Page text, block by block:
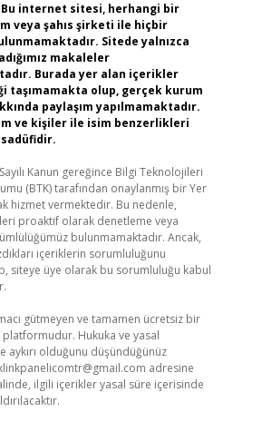
Bu internet sitesi, herhangi bir
veya şahıs şirketi ile hiçbir
Sitede yalnızca
makaleler
Burada yer alan içerikler
taşımamakta olup, gerçek kurum
paylaşım yapılmamaktadır.
ve kişiler ile isim benzerlikleri
Kanun gereğince Bilgi Teknolojileri
(BTK) tarafından onaylanmış bir Yer
hizmet vermektedir. Bu nedenle,
proaktif olarak denetleme veya
bulunmamaktadır. Ancak,
içeriklerin sorumluluğunu
siteye üye olarak bu sorumluluğu kabul
gütmeyen ve tamamen ücretsiz bir
platformudur. Hukuka ve yasal
aykırı olduğunu düşündüğünüz
adresine
ilgili içerikler yasal süre içerisinde